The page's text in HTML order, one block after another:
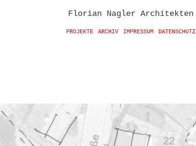
Florian Nagler Architekten
PROJEKTE ARCHIV IMPRESSUM DATENSCHUTZ